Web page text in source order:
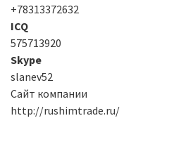
+78313372632
ICQ
575713920
Skype
slanev52
Сайт компании
http://rushimtrade.ru/